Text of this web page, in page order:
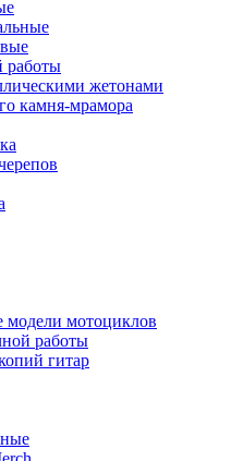
работы
жетонами
камня-мрамора
мотоциклов
работы
гитар